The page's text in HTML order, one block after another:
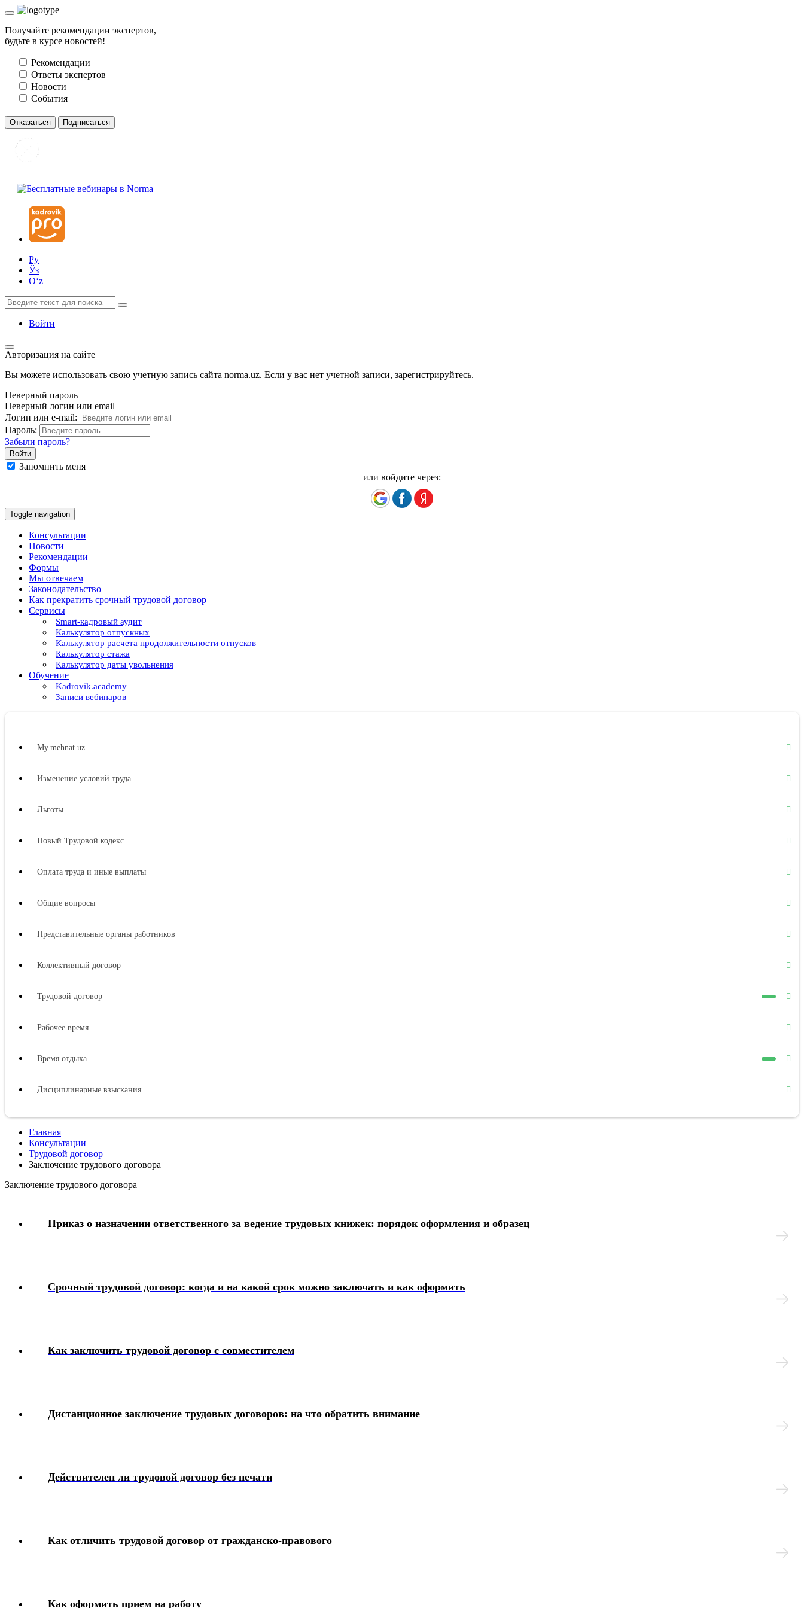
Получайте рекомендации экспертов,
будьте в курсе новостей!
Рекомендации
Ответы экспертов
Новости
События
Отказаться Подписаться
Ру
Ўз
Oʻz
Войти
Авторизация на сайте
Вы можете использовать свою учетную запись сайта norma.uz. Если у вас нет учетной записи, зарегистрируйтесь.
Неверный пароль
Неверный логин или email
Логин или e-mail:
Пароль:
Забыли пароль?
Запомнить меня
или войдите через:
Toggle navigation
Консультации
Новости
Рекомендации
Формы
Мы отвечаем
Законодательство
Как прекратить срочный трудовой договор
Сервисы
Smart-кадровый аудит
Калькулятор отпускных
Калькулятор расчета продолжительности отпусков
Калькулятор стажа
Калькулятор даты увольнения
Обучение
Kadrovik.academy
Записи вебинаров
My.mehnat.uz
Изменение условий труда
Льготы
Новый Трудовой кодекс
Оплата труда и иные выплаты
Общие вопросы
Представительные органы работников
Коллективный договор
Трудовой договор
Рабочее время
Время отдыха
Дисциплинарные взыскания
Материальная ответственность
Охрана труда
Социальное обеспечение работников
Главная
Консультации
Трудовой договор
Заключение трудового договора
Заключение трудового договора
Приказ о назначении ответственного за ведение трудовых книжек: порядок оформления и образец
Срочный трудовой договор: когда и на какой срок можно заключать и как оформить
Как заключить трудовой договор с совместителем
Дистанционное заключение трудовых договоров: на что обратить внимание
Действителен ли трудовой договор без печати
Как отличить трудовой договор от гражданско-правового
Как оформить прием на работу